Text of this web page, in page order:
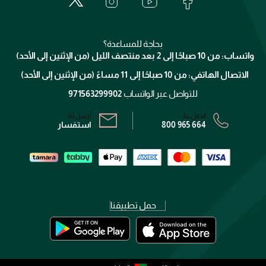
الإرجاع
برنامج الولاء ميوز
الشروط و الأحكام
سياسة الخصوصية
بحاجة للمساعدة؟
واتساب: من 10 صباحًا إلى 2 بعد منتصف الليل (من الإثنين إلى الأحد)
الاتصال الهاتفي: من 10 صباحًا إلى 11 مساءً (من الإثنين إلى الأحد)
للتواصل عبر الواتساب 971563299902
اتصل بنا:
800 965 664
أرسل لنا:
استفسار
حمل تطبيقنا